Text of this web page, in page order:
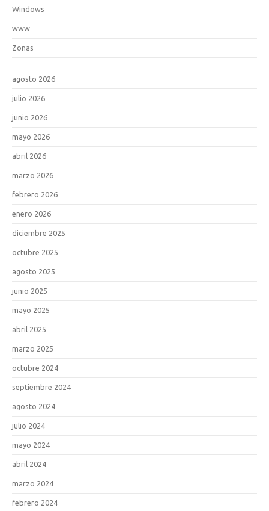
Windows
www
Zonas
agosto 2026
julio 2026
junio 2026
mayo 2026
abril 2026
marzo 2026
febrero 2026
enero 2026
diciembre 2025
octubre 2025
agosto 2025
junio 2025
mayo 2025
abril 2025
marzo 2025
octubre 2024
septiembre 2024
agosto 2024
julio 2024
mayo 2024
abril 2024
marzo 2024
febrero 2024